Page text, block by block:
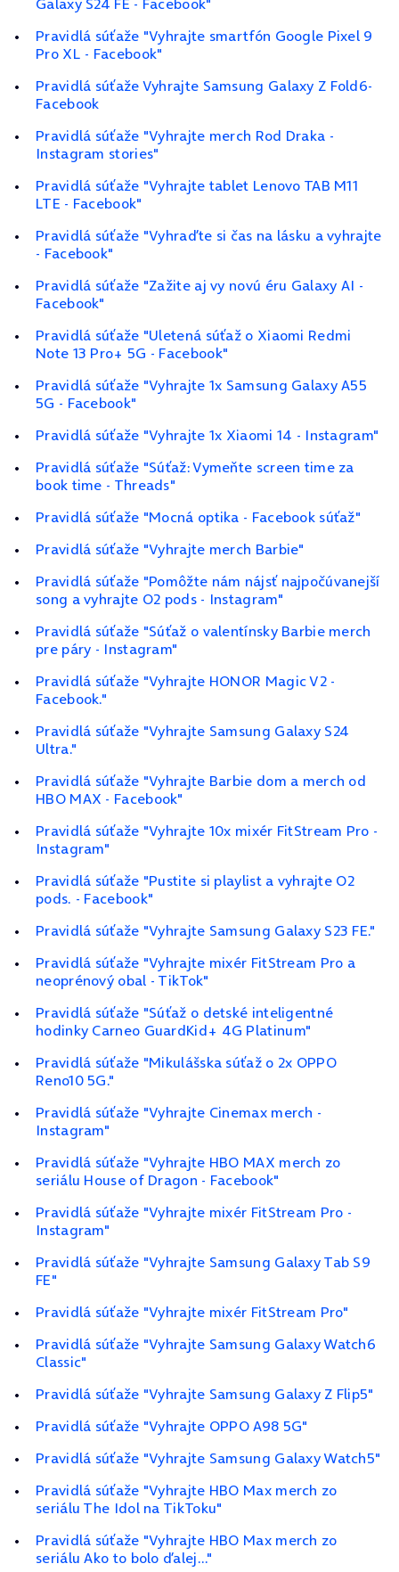
Pravidlá súťaže "Vyhrajte smartfón Google Pixel 9
Pro XL - Facebook"
Pravidlá súťaže Vyhrajte Samsung Galaxy Z Fold6-
Facebook
Pravidlá súťaže "Vyhrajte merch Rod Draka -
Instagram stories"
Pravidlá súťaže "Vyhrajte tablet Lenovo TAB M11
LTE - Facebook"
Pravidlá súťaže "Vyhraďte si čas na lásku a vyhrajte
- Facebook"
Pravidlá súťaže "Zažite aj vy novú éru Galaxy AI -
Facebook"
Pravidlá súťaže "Uletená súťaž o Xiaomi Redmi
Note 13 Pro+ 5G - Facebook"
Pravidlá súťaže "Vyhrajte 1x Samsung Galaxy A55
5G - Facebook"
Pravidlá súťaže "Vyhrajte 1x Xiaomi 14 - Instagram"
Pravidlá súťaže "Súťaž: Vymeňte screen time za
book time - Threads"
Pravidlá súťaže "Mocná optika - Facebook súťaž"
Pravidlá súťaže "Vyhrajte merch Barbie"
Pravidlá súťaže "Pomôžte nám nájsť najpočúvanejší
song a vyhrajte O2 pods - Instagram"
Pravidlá súťaže "Súťaž o valentínsky Barbie merch
pre páry - Instagram"
Pravidlá súťaže "Vyhrajte HONOR Magic V2 -
Facebook."
Pravidlá súťaže "Vyhrajte Samsung Galaxy S24
Ultra."
Pravidlá súťaže "Vyhrajte Barbie dom a merch od
HBO MAX - Facebook"
Pravidlá súťaže "Vyhrajte 10x mixér FitStream Pro -
Instagram"
Pravidlá súťaže "Pustite si playlist a vyhrajte O2
pods. - Facebook"
Pravidlá súťaže "Vyhrajte Samsung Galaxy S23 FE."
Pravidlá súťaže "Vyhrajte mixér FitStream Pro a
neoprénový obal - TikTok"
Pravidlá súťaže "Súťaž o detské inteligentné
hodinky Carneo GuardKid+ 4G Platinum"
Pravidlá súťaže "Mikulášska súťaž o 2x OPPO
Reno10 5G."
Pravidlá súťaže "Vyhrajte Cinemax merch -
Instagram"
Pravidlá súťaže "Vyhrajte HBO MAX merch zo
seriálu House of Dragon - Facebook"
Pravidlá súťaže "Vyhrajte mixér FitStream Pro -
Instagram"
Pravidlá súťaže "Vyhrajte Samsung Galaxy Tab S9
FE"
Pravidlá súťaže "Vyhrajte mixér FitStream Pro"
Pravidlá súťaže "Vyhrajte Samsung Galaxy Watch6
Classic"
Pravidlá súťaže "Vyhrajte Samsung Galaxy Z Flip5"
Pravidlá súťaže "Vyhrajte OPPO A98 5G"
Pravidlá súťaže "Vyhrajte Samsung Galaxy Watch5"
Pravidlá súťaže "Vyhrajte HBO Max merch zo
seriálu The Idol na TikToku"
Pravidlá súťaže "Vyhrajte HBO Max merch zo
seriálu Ako to bolo ďalej..."